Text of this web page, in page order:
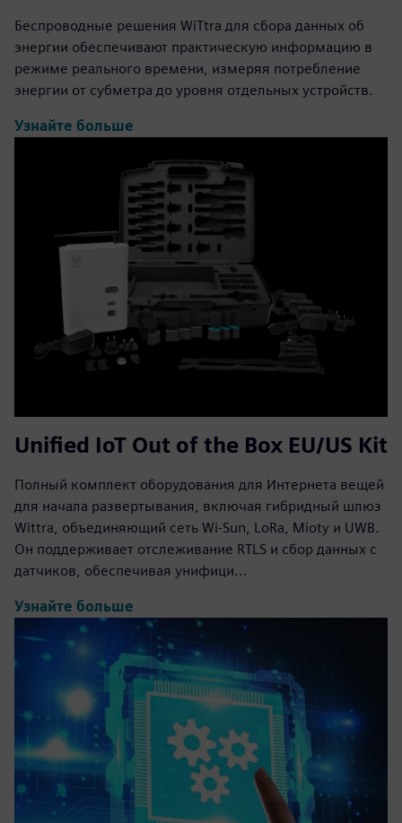
Беспроводные решения WiTtra для сбора данных об
энергии обеспечивают практическую информацию в
режиме реального времени, измеряя потребление
энергии от субметра до уровня отдельных устройств.
Узнайте больше
Unified IoT Out of the Box EU/US Kit
Полный комплект оборудования для Интернета вещей
для начала развертывания, включая гибридный шлюз
Wittra, объединяющий сеть Wi-Sun, LoRa, Mioty и UWB.
Он поддерживает отслеживание RTLS и сбор данных с
датчиков, обеспечивая унифици...
Узнайте больше